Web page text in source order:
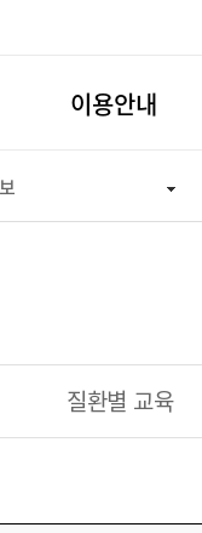
이용안내
질환별 교육